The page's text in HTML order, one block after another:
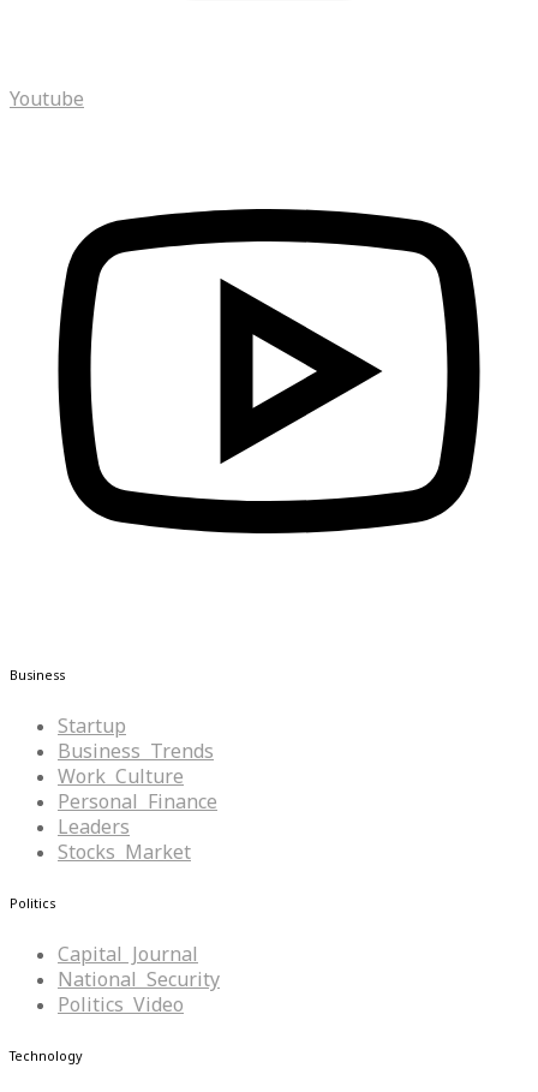
Youtube
Business
Startup
Business Trends
Work Culture
Personal Finance
Leaders
Stocks Market
Politics
Capital Journal
National Security
Politics Video
Technology